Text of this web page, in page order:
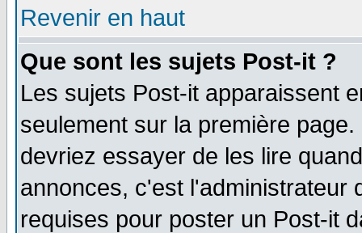
Revenir en haut
Que sont les sujets Post-it ?
Les sujets Post-it apparaissent
seulement sur la première
devriez essayer de les lire
annonces, c'est l'administrateur
requises pour poster un Post-it